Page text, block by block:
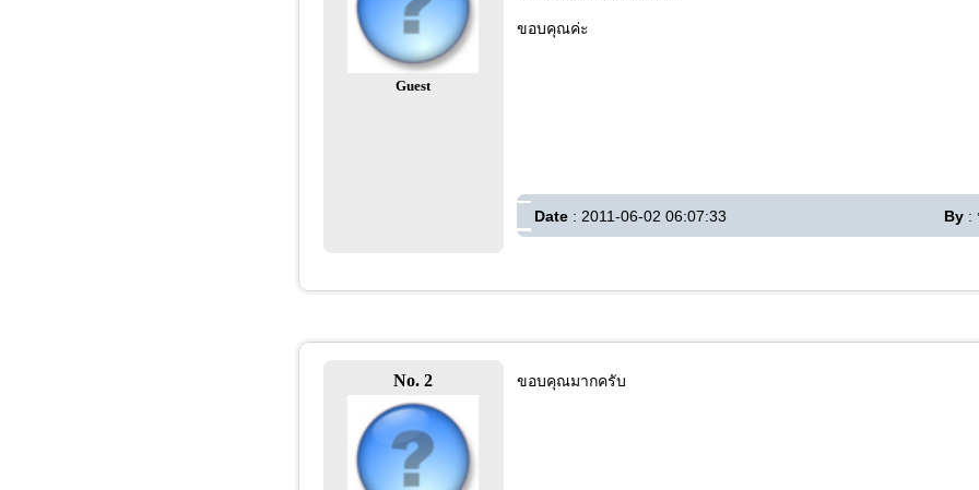
Guest
ขอบคุณค่ะ
Date : 2011-06-02 06:07:33 By :
No. 2 ขอบคุณมากครับ